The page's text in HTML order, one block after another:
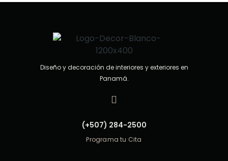
5
Diseño y decoración de interiores y exteriores en
Panamá.
(+507) 284-2500
Programa tu Cita